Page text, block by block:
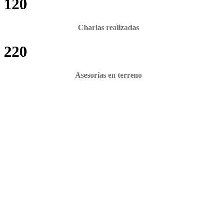
120
Charlas realizadas
220
Asesorías en terreno